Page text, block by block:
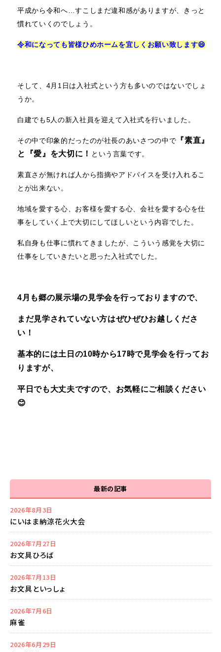
平成から令和へ…すこしまだ違和感がありますが、きっと
慣れていくのでしょう。
令和になっても皆様ひめホームを宜しくお願い致します😄
そして、4月1日は入社式という方も多いのではないでしょ
うか。
白建でも5人の新入社員を迎えて入社式を行いました。
その中で印象的だったのが社長のあいさつの中で 『素直』
と『愛』を大切に！ という言葉です。
素直さが無ければ人から指摘やアドバイスを受け入れるこ
とが出来ない。
地域を愛する心、お客様を愛する心、会社を愛する心を仕
事をしていく上で大切にしてほしいという内容でした。
私自身も仕事に慣れてきましたが、こういう感覚を大切に
仕事をしていきたいと思った入社式でした。
4月も郷の展示場の見学会を行っておりますので、
まだ見学されていない方はぜひぜひお越しくださ
い！
基本的には土日の10時から17時で見学会を行ってお
りますが、
平日でも大丈夫ですので、お気軽にご相談ください
😊
最新の記事
2026年8月3日
にいはま納涼花火大会
2026年7月27日
お文具ひろば
2026年7月13日
お文具といっしょ
2026年7月6日
麻雀
2026年6月29日